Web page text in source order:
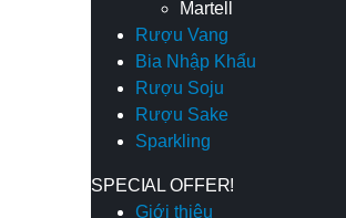
Martell
Rượu Vang
Bia Nhập Khẩu
Rượu Soju
Rượu Sake
Sparkling
SPECIAL OFFER!
Giới thiệu